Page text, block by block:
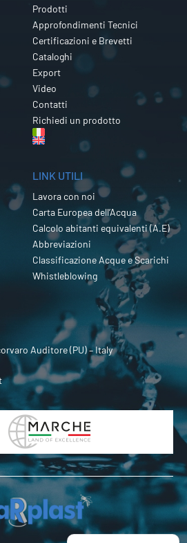
Prodotti
Approfondimenti Tecnici
Certificazioni e Brevetti
Cataloghi
Export
Video
Contatti
Richiedi un prodotto
LINK UTILI
Lavora con noi
Carta Europea dell’Acqua
Calcolo abitanti equivalenti (A.E)
Abbreviazioni
Classificazione Acque e Scarichi
Whistleblowing
Auditore (PU) – Italy